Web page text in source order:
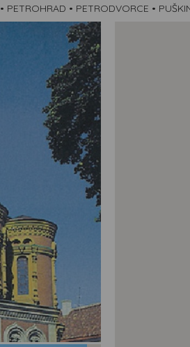
PETROHRAD • PETRODVORCE •